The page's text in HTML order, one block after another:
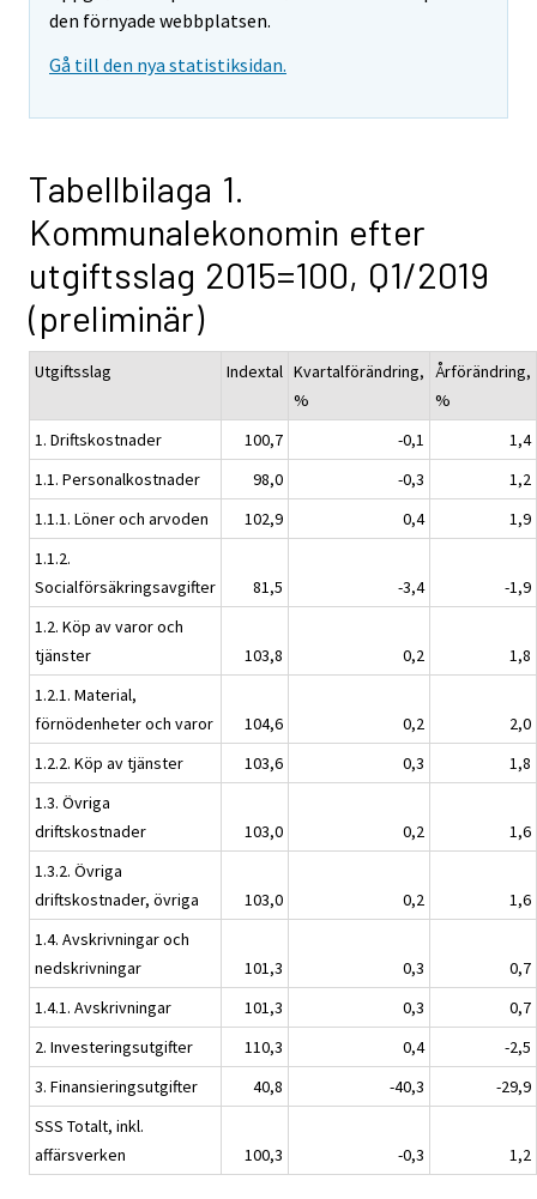
den förnyade webbplatsen.
Gå till den nya statistiksidan.
Tabellbilaga 1.
Kommunalekonomin efter
utgiftsslag 2015=100, Q1/2019
(preliminär)
Utgiftsslag Indextal Kvartalförändring,
%
Årförändring,
%
1. Driftskostnader
100,7 -0,1
1,4
1.1. Personalkostnader
98,0 -0,3
1,2
1.1.1. Löner och arvoden
102,9 0,4
1,9
1.1.2.
Socialförsäkringsavgifter
81,5 -3,4
-1,9
1.2. Köp av varor och
tjänster
103,8 0,2
1,8
1.2.1. Material,
förnödenheter och varor
104,6 0,2
2,0
1.2.2. Köp av tjänster
103,6 0,3
1,8
1.3. Övriga
driftskostnader
103,0 0,2
1,6
1.3.2. Övriga
driftskostnader, övriga
103,0 0,2
1,6
1.4. Avskrivningar och
nedskrivningar
101,3 0,3
0,7
1.4.1. Avskrivningar
101,3 0,3
0,7
2. Investeringsutgifter
110,3 0,4
-2,5
3. Finansieringsutgifter
40,8 -40,3
-29,9
SSS Totalt, inkl.
affärsverken
100,3 -0,3 1,2